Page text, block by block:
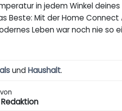
in jedem Winkel
Beste: Mit der Home
Leben war noch nie so
undHaushalt.